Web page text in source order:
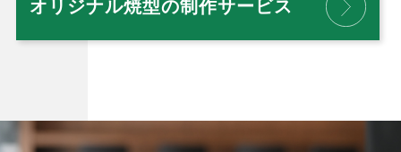
オリジナル焼型の制作サービス